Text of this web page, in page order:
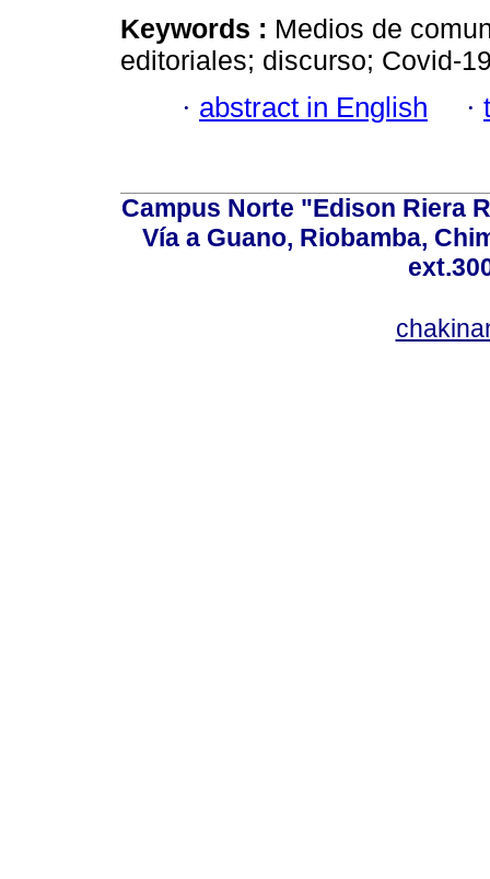
Keywords : Medios de
editoriales; discurso; Covid-
· abstract in English ·
Campus Norte "Edison Riera
Vía a Guano, Riobamba,